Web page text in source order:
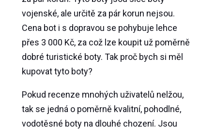
vojenské, ale určitě za pár korun nejsou.
Cena bot i s dopravou se pohybuje lehce
přes 3 000 Kč, za což lze koupit už poměrně
dobré turistické boty. Tak proč bych si měl
kupovat tyto boty?
Pokud recenze mnohých uživatelů nelžou,
tak se jedná o poměrně kvalitní, pohodlné,
vodotěsné boty na dlouhé chození. Jsou